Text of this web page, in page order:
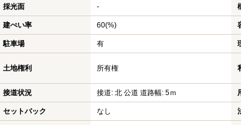
採光面 -
建ぺい率 60(%)
駐車場 有
土地権利 所有権
接道状況 接道: 北 公道 道路幅: 5ｍ
セットバック なし